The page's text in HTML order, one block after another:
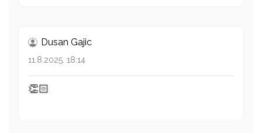
Dusan Gajic
11.8.2025. 18:14
👏🏻